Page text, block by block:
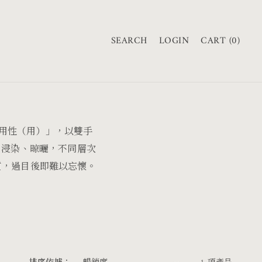
SEARCH LOGIN CART (0)
物
性（用）」，以雙手
染、晾曬，不同層次
過目後即難以忘懷。